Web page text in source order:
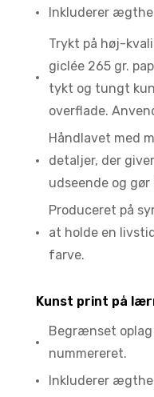
Inkluderer
Trykt på høj-
giclée 265 gr.
tykt og tungt
overflade.
Håndlavet med
detaljer, der
udseende og
Produceret på
at holde en
farve.
Kunst print på
Begrænset oplag
nummereret.
Inkluderer